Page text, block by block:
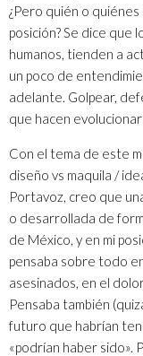
¿Pero quién o
posición? Se dice que
humanos, tienden a
un poco de
adelante. Golpear,
que hacen evolucionar
Con el tema de este
diseño vs maquila /
Portavoz, creo que
o desarrollada de
de México, y en mi
pensaba sobre todo
asesinados, en el
Pensaba también
futuro que habrían
«podrían haber sido».